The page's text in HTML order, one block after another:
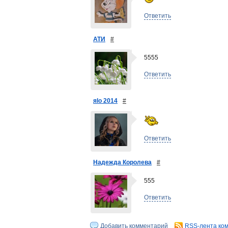
Ответить
АТИ #
5555
Ответить
яlo 2014 #
Ответить
Надежда Королева #
555
Ответить
Добавить комментарий RSS-лента